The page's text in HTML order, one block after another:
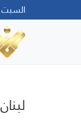
السبت
لبنان